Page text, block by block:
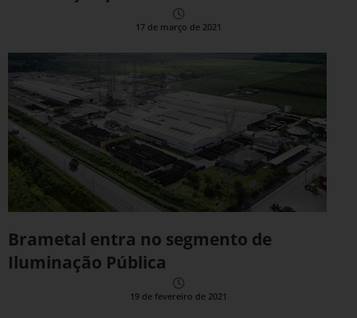
17 de março de 2021
Brametal entra no segmento de
Iluminação Pública
19 de fevereiro de 2021